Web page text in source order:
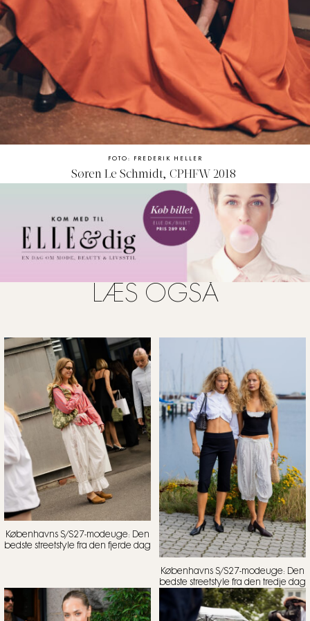
FOTO: FREDERIK HELLER
Søren Le Schmidt, CPHFW 2018
LÆS OGSÅ
Københavns S/S27-modeuge: Den
bedste streetstyle fra den fjerde dag
Københavns S/S27-modeuge: Den
bedste streetstyle fra den tredje dag